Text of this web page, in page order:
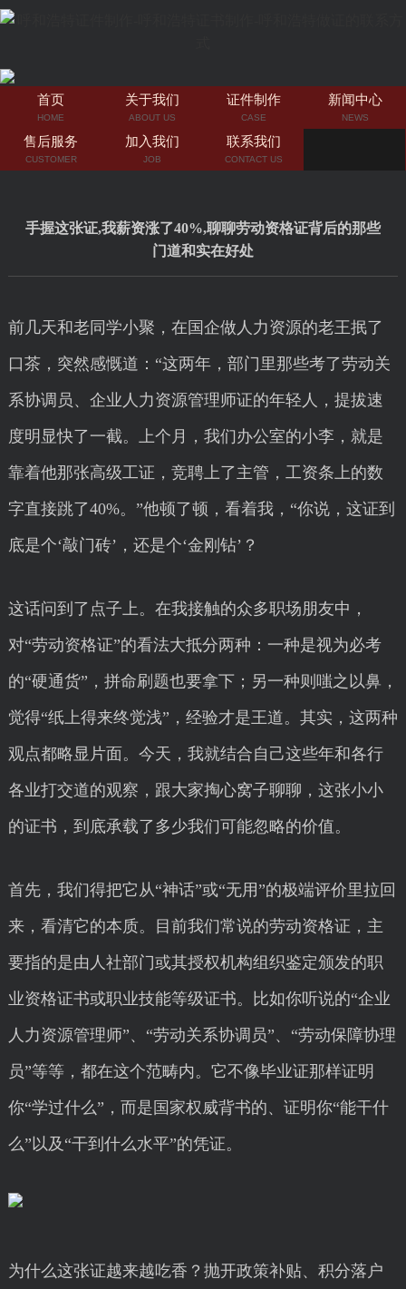
首页
HOME
关于我们
ABOUT US
证件制作
CASE
新闻中心
NEWS
售后服务
CUSTOMER
加入我们
JOB
联系我们
CONTACT US
手握这张证,我薪资涨了40%,聊聊劳动资格证背后的那些
门道和实在好处
前几天和老同学小聚，在国企做人力资源的老王抿了
口茶，突然感慨道：“这两年，部门里那些考了劳动关
系协调员、企业人力资源管理师证的年轻人，提拔速
度明显快了一截。上个月，我们办公室的小李，就是
靠着他那张高级工证，竞聘上了主管，工资条上的数
字直接跳了40%。”他顿了顿，看着我，“你说，这证到
底是个‘敲门砖’，还是个‘金刚钻’？
这话问到了点子上。在我接触的众多职场朋友中，
对“劳动资格证”的看法大抵分两种：一种是视为必考
的“硬通货”，拼命刷题也要拿下；另一种则嗤之以鼻，
觉得“纸上得来终觉浅”，经验才是王道。其实，这两种
观点都略显片面。今天，我就结合自己这些年和各行
各业打交道的观察，跟大家掏心窝子聊聊，这张小小
的证书，到底承载了多少我们可能忽略的价值。
首先，我们得把它从“神话”或“无用”的极端评价里拉回
来，看清它的本质。目前我们常说的劳动资格证，主
要指的是由人社部门或其授权机构组织鉴定颁发的职
业资格证书或职业技能等级证书。比如你听说的“企业
人力资源管理师”、“劳动关系协调员”、“劳动保障协理
员”等等，都在这个范畴内。它不像毕业证那样证明
你“学过什么”，而是国家权威背书的、证明你“能干什
么”以及“干到什么水平”的凭证。
为什么这张证越来越吃香？抛开政策补贴、积分落户